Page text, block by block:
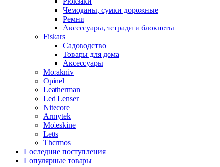
Чемоданы, сумки дорожные
Ремни
Аксессуары, тетради и блокноты
Fiskars
Садоводство
Товары для дома
Аксессуары
Morakniv
Opinel
Leatherman
Led Lenser
Nitecore
Armytek
Moleskine
Letts
Thermos
Последние поступления
Популярные товары